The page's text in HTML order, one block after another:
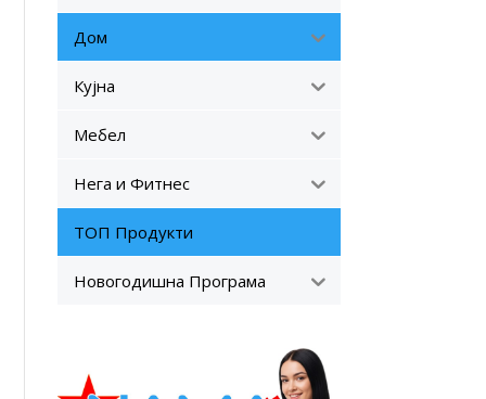
Дом
Кујна
Мебел
Нега и Фитнес
ТОП Продукти
Новогодишна Програма